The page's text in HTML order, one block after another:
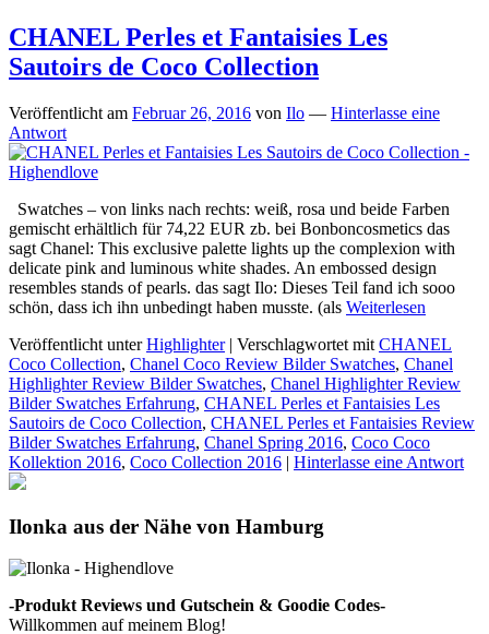
CHANEL Perles et Fantaisies Les
Sautoirs de Coco Collection
Veröffentlicht am Februar 26, 2016 von Ilo — Hinterlasse eine
Antwort
Swatches – von links nach rechts: weiß, rosa und beide Farben
gemischt erhältlich für 74,22 EUR zb. bei Bonboncosmetics das
sagt Chanel: This exclusive palette lights up the complexion with
delicate pink and luminous white shades. An embossed design
resembles stands of pearls. das sagt Ilo: Dieses Teil fand ich sooo
schön, dass ich ihn unbedingt haben musste. (als Weiterlesen
Veröffentlicht unter Highlighter | Verschlagwortet mit CHANEL
Coco Collection, Chanel Coco Review Bilder Swatches, Chanel
Highlighter Review Bilder Swatches, Chanel Highlighter Review
Bilder Swatches Erfahrung, CHANEL Perles et Fantaisies Les
Sautoirs de Coco Collection, CHANEL Perles et Fantaisies Review
Bilder Swatches Erfahrung, Chanel Spring 2016, Coco Coco
Kollektion 2016, Coco Collection 2016 | Hinterlasse eine Antwort
Ilonka aus der Nähe von Hamburg
-Produkt Reviews und Gutschein & Goodie Codes-
Willkommen auf meinem Blog!